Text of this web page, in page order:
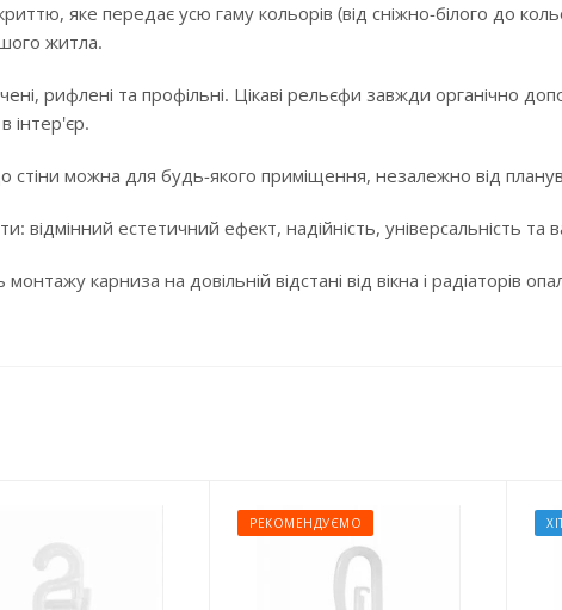
яке передає усю гаму кольорів (від сніжно-білого до
житла.
рифлені та профільні. Цікаві рельєфи завжди органічно
інтер'єр.
стіни можна для будь-якого приміщення, незалежно від
відмінний естетичний ефект, надійність, універсальність та
карниза на довільній відстані від вікна і радіаторів
РЕКОМЕНДУЄМО